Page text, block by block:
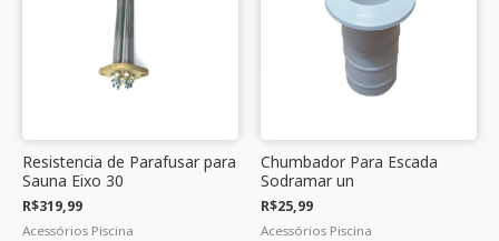
Resistencia de Parafusar para
Sauna Eixo 30
R$319,99
Acessórios Piscina
Chumbador Para Escada
Sodramar un
R$25,99
Acessórios Piscina